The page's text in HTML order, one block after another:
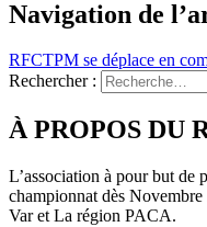
Navigation de
RFCTPM se déplace en
Rechercher :
À PROPOS DU
L’association à pour but de
championnat dès
Var et La région PACA.